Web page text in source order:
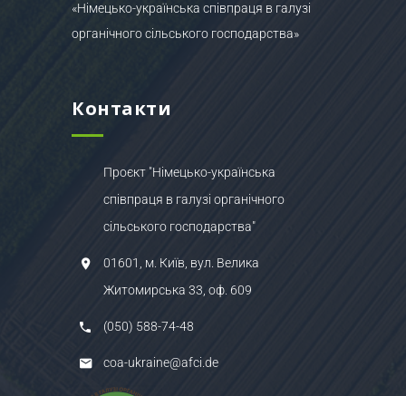
«Німецько-українська співпраця в галузі
органічного сільського господарства»
Контакти
Проєкт "Німецько-українська
співпраця в галузі органічного
сільського господарства"
01601, м. Київ, вул. Велика
Житомирська 33, оф. 609
(050) 588-74-48
coa-ukraine@afci.de